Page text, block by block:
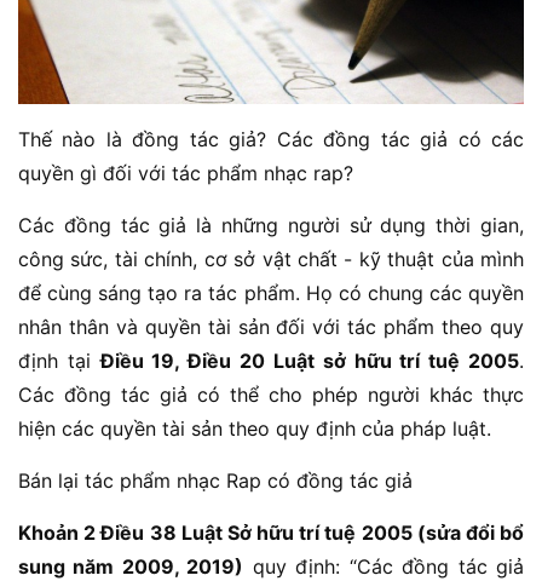
Thế nào là đồng tác giả? Các đồng tác giả có các
quyền gì đối với tác phẩm nhạc rap?
Các đồng tác giả là những người sử dụng thời gian,
công sức, tài chính, cơ sở vật chất - kỹ thuật của mình
để cùng sáng tạo ra tác phẩm. Họ có chung các quyền
nhân thân và quyền tài sản đối với tác phẩm theo quy
định tạiĐiều 19, Điều 20 Luật sở hữu trí tuệ 2005.
Các đồng tác giả có thể cho phép người khác thực
hiện các quyền tài sản theo quy định của pháp luật.
Bán lại tác phẩm nhạc Rap có đồng tác giả
Khoản 2 Điều 38 Luật Sở hữu trí tuệ 2005 (sửa đổi bổ
sung năm 2009, 2019) quy định: “Các đồng tác giả